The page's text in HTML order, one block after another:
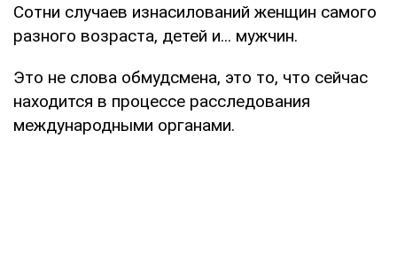
Сотни случаев изнасилований женщин самого
разного возраста, детей и... мужчин.
Это не слова обмудсмена, это то, что сейчас
находится в процессе расследования
международными органами.